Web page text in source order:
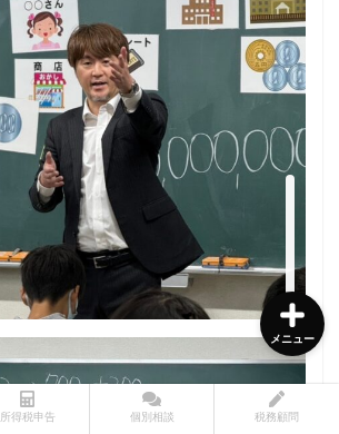
所得税申告 個別相談 税務顧問
メニュー
所得税申告書作成サービス
個別相談サービス
税務顧問サービス
メニュー診断チャート